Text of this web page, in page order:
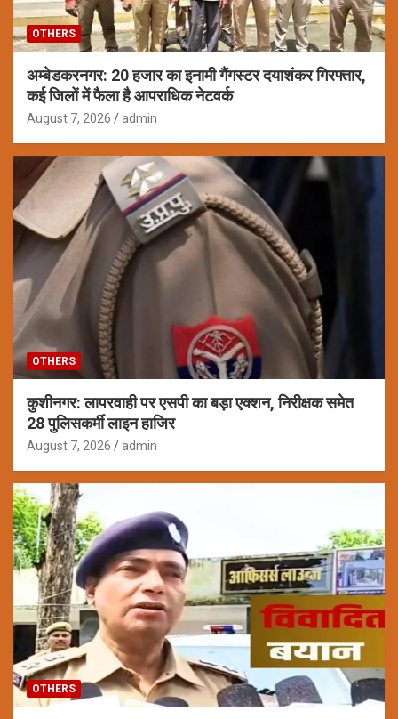
OTHERS
अम्बेडकरनगर: 20 हजार का इनामी गैंगस्टर दयाशंकर गिरफ्तार,
कई जिलों में फैला है आपराधिक नेटवर्क
August 7, 2026 admin
OTHERS
कुशीनगर: लापरवाही पर एसपी का बड़ा एक्शन, निरीक्षक समेत
28 पुलिसकर्मी लाइन हाजिर
August 7, 2026 admin
OTHERS